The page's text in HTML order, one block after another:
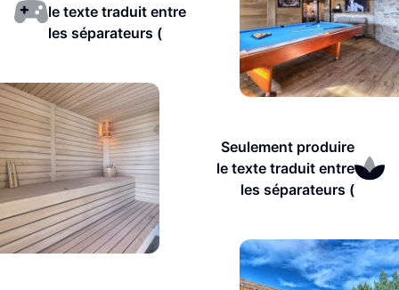
le texte traduit entre
les séparateurs (
Seulement produire
le texte traduit entre
les séparateurs (